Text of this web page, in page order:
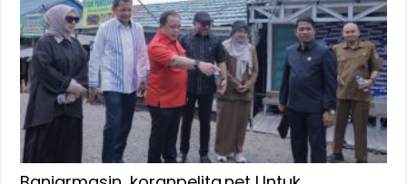
Penggunaan
Jalan
Veteran
KM
5,5
Kelurahan
Sungai
Lulut,
Komisi